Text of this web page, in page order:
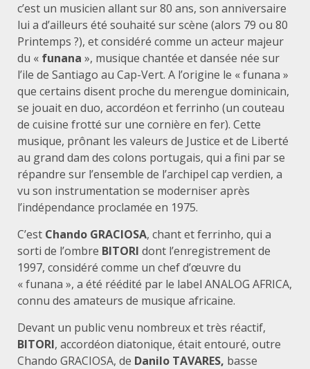
c’est un musicien allant sur 80 ans, son anniversaire
lui a d’ailleurs été souhaité sur scène (alors 79 ou 80
Printemps ?), et considéré comme un acteur majeur
du « funana », musique chantée et dansée née sur
l’ile de Santiago au Cap-Vert. A l’origine le « funana »
que certains disent proche du merengue dominicain,
se jouait en duo, accordéon et ferrinho (un couteau
de cuisine frotté sur une cornière en fer). Cette
musique, prônant les valeurs de Justice et de Liberté
au grand dam des colons portugais, qui a fini par se
répandre sur l’ensemble de l’archipel cap verdien, a
vu son instrumentation se moderniser après
l’indépendance proclamée en 1975.
C’est Chando GRACIOSA, chant et ferrinho, qui a
sorti de l’ombre BITORI dont l’enregistrement de
1997, considéré comme un chef d’œuvre du
« funana », a été réédité par le label ANALOG AFRICA,
connu des amateurs de musique africaine.
Devant un public venu nombreux et très réactif,
BITORI, accordéon diatonique, était entouré, outre
Chando GRACIOSA, de Danilo TAVARES, basse